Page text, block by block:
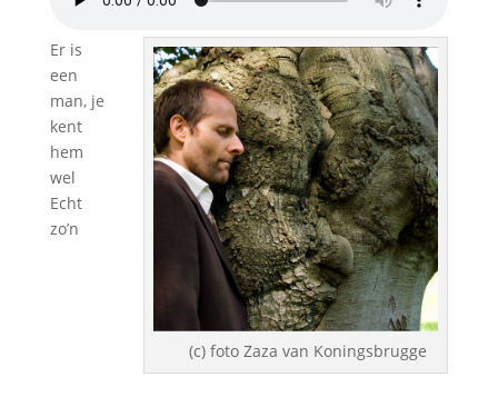
(c) foto Zaza van Koningsbrugge
Er is
een
man, je
kent
hem
wel
Echt
zo’n